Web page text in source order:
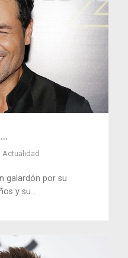
Actualidad
galardón por su
y su...